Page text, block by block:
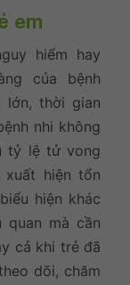
em
hiểm hay
của bệnh
lớn, thời gian
nhi không
tỷ lệ tử vong
hiện tổn
hiện khác
quan mà cần
cả khi trẻ đã
dõi, chăm